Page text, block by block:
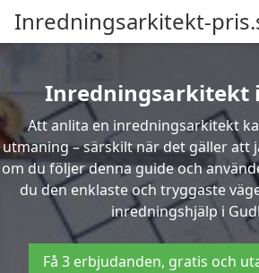
Inredningsarkitekt-
Inredningsarkitekt
Att anlita en inredningsarkitekt
utmaning – särskilt när det gäller att
om du följer denna guide och
du den enklaste och tryggaste
inredningshjälp i
Få 3 erbjudanden, gratis och